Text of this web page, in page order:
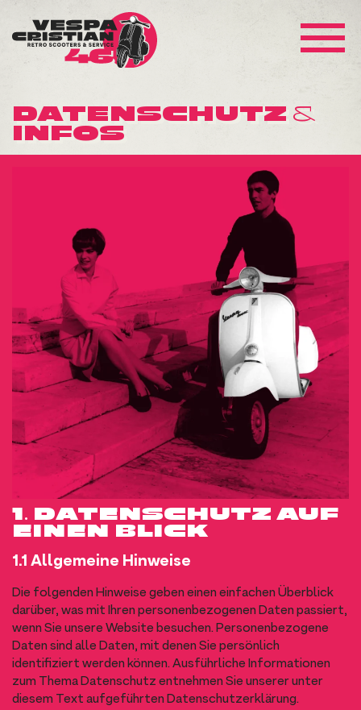
DATENSCHUTZ &
INFOS
1. DATENSCHUTZ AUF
EINEN BLICK
1.1 Allgemeine Hinweise
Die folgenden Hinweise geben einen einfachen Überblick
darüber, was mit Ihren personenbezogenen Daten passiert,
wenn Sie unsere Website besuchen. Personenbezogene
Daten sind alle Daten, mit denen Sie persönlich
identifiziert werden können. Ausführliche Informationen
zum Thema Datenschutz entnehmen Sie unserer unter
diesem Text aufgeführten Datenschutzerklärung.